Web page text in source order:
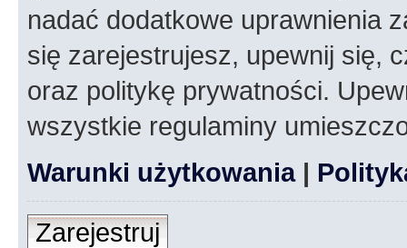
nadać dodatkowe uprawnienia
się zarejestrujesz, upewnij się,
oraz politykę prywatności.
wszystkie regulaminy
Warunki użytkowania|
Zarejestruj